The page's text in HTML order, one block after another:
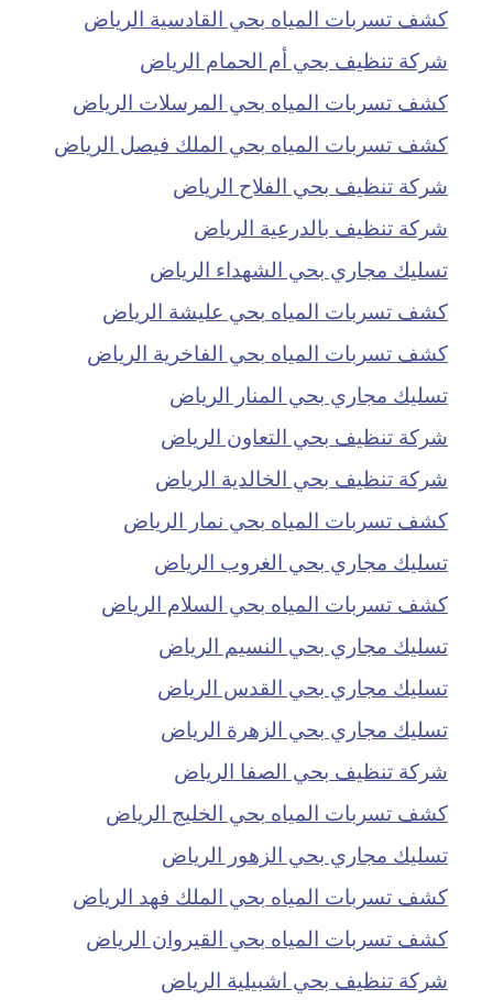
كشف تسربات المياه بحي القادسية الرياض
شركة تنظيف بحي أم الحمام الرياض
كشف تسربات المياه بحي المرسلات الرياض
كشف تسربات المياه بحي الملك فيصل الرياض
شركة تنظيف بحي الفلاح الرياض
شركة تنظيف بالدرعية الرياض
تسليك مجاري بحي الشهداء الرياض
كشف تسربات المياه بحي عليشة الرياض
كشف تسربات المياه بحي الفاخرية الرياض
تسليك مجاري بحي المنار الرياض
شركة تنظيف بحي التعاون الرياض
شركة تنظيف بحي الخالدية الرياض
كشف تسربات المياه بحي نمار الرياض
تسليك مجاري بحي الغروب الرياض
كشف تسربات المياه بحي السلام الرياض
تسليك مجاري بحي النسيم الرياض
تسليك مجاري بحي القدس الرياض
تسليك مجاري بحي الزهرة الرياض
شركة تنظيف بحي الصفا الرياض
كشف تسربات المياه بحي الخليج الرياض
تسليك مجاري بحي الزهور الرياض
كشف تسربات المياه بحي الملك فهد الرياض
كشف تسربات المياه بحي القيروان الرياض
شركة تنظيف بحي اشبيلية الرياض